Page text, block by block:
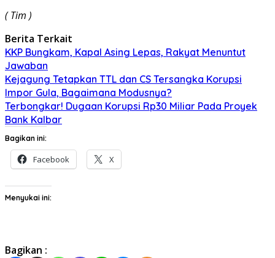
( Tim )
Berita Terkait
KKP Bungkam, Kapal Asing Lepas, Rakyat Menuntut
Jawaban
Kejagung Tetapkan TTL dan CS Tersangka Korupsi
Impor Gula, Bagaimana Modusnya?
Terbongkar! Dugaan Korupsi Rp30 Miliar Pada Proyek
Bank Kalbar
Bagikan ini:
Facebook X
Menyukai ini:
Bagikan :